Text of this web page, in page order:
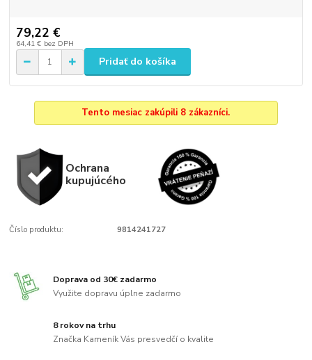
79,22 €
64,41 € bez DPH
Pridať do košíka
Tento mesiac zakúpili 8 zákazníci.
Ochrana
kupujúcého
Číslo produktu: 9814241727
Doprava od 30€ zadarmo
Využite dopravu úplne zadarmo
8 rokov na trhu
Značka Kameník Vás presvedčí o kvalite